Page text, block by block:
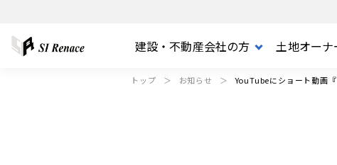
建設・不動産会社の方 土地オー
トップ お知らせ YouTubeにショート動画